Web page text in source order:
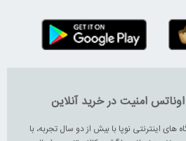
اوناتس امنیت در خرید آنلاین
های اینترنتی نوپا با بیش از دو سال تجربه، با